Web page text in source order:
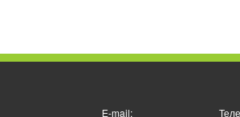
E-mail: